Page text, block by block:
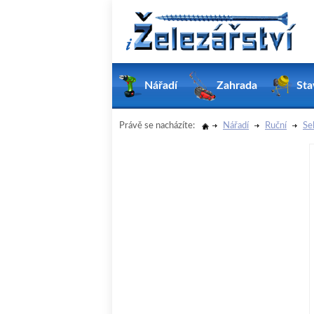
Nářadí Zahrada
Právě se nacházíte: Nářadí Ruční